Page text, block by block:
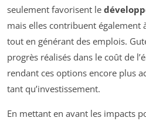
seulement favorisent le
mais elles contribuent également
tout en générant des emplois.
progrès réalisés dans le coût de
rendant ces options encore plus
tant qu’investissement.
En mettant en avant les impacts